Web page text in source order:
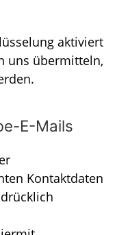
aktiviert
uns übermitteln,
E-Mails
Kontaktdaten